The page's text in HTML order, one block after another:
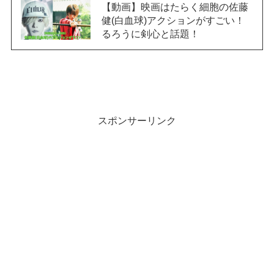
【動画】映画はたらく細胞の佐藤
健(白血球)アクションがすごい！
るろうに剣心と話題！
スポンサーリンク